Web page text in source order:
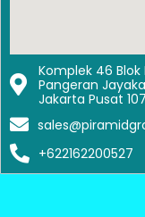
Komplek 46 Blok
Pangeran
Jakarta Pusat
+622162200527